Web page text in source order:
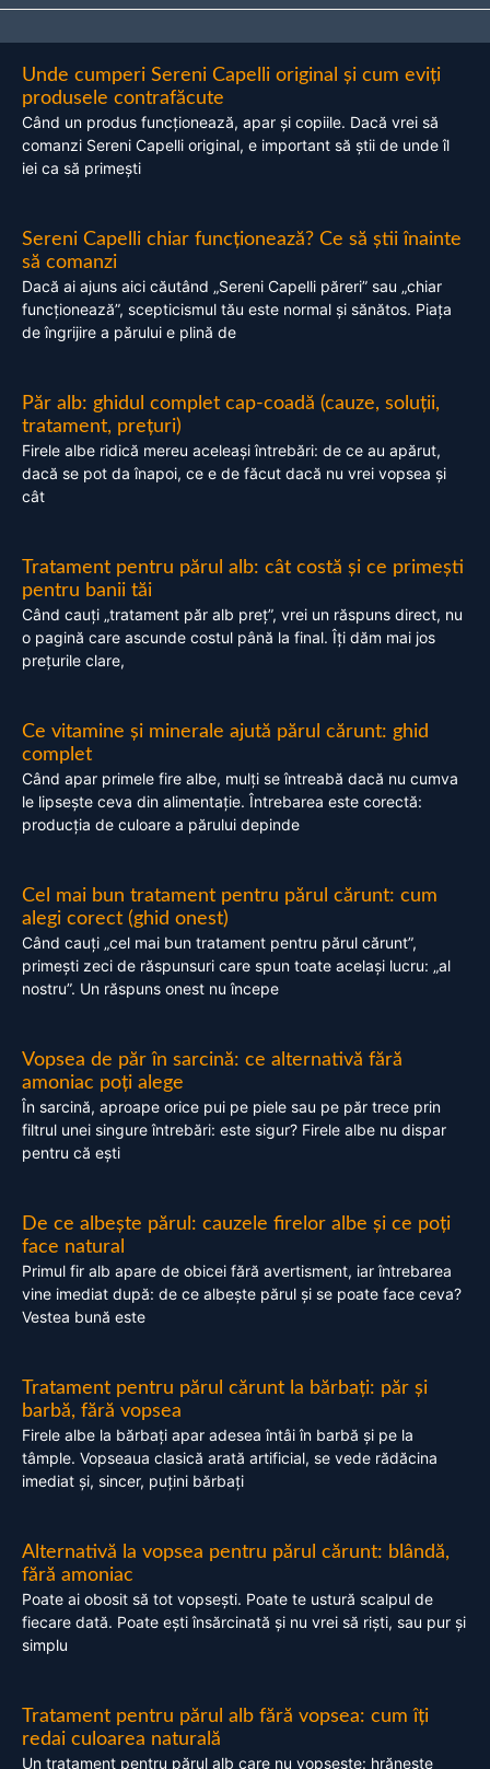
Unde cumperi Sereni Capelli original și cum eviți
produsele contrafăcute
Când un produs funcționează, apar și copiile. Dacă vrei să
comanzi Sereni Capelli original, e important să știi de unde îl
iei ca să primești
Sereni Capelli chiar funcționează? Ce să știi înainte
să comanzi
Dacă ai ajuns aici căutând „Sereni Capelli păreri” sau „chiar
funcționează”, scepticismul tău este normal și sănătos. Piața
de îngrijire a părului e plină de
Păr alb: ghidul complet cap-coadă (cauze, soluții,
tratament, prețuri)
Firele albe ridică mereu aceleași întrebări: de ce au apărut,
dacă se pot da înapoi, ce e de făcut dacă nu vrei vopsea și
cât
Tratament pentru părul alb: cât costă și ce primești
pentru banii tăi
Când cauți „tratament păr alb preț”, vrei un răspuns direct, nu
o pagină care ascunde costul până la final. Îți dăm mai jos
prețurile clare,
Ce vitamine și minerale ajută părul cărunt: ghid
complet
Când apar primele fire albe, mulți se întreabă dacă nu cumva
le lipsește ceva din alimentație. Întrebarea este corectă:
producția de culoare a părului depinde
Cel mai bun tratament pentru părul cărunt: cum
alegi corect (ghid onest)
Când cauți „cel mai bun tratament pentru părul cărunt”,
primești zeci de răspunsuri care spun toate același lucru: „al
nostru”. Un răspuns onest nu începe
Vopsea de păr în sarcină: ce alternativă fără
amoniac poți alege
În sarcină, aproape orice pui pe piele sau pe păr trece prin
filtrul unei singure întrebări: este sigur? Firele albe nu dispar
pentru că ești
De ce albește părul: cauzele firelor albe și ce poți
face natural
Primul fir alb apare de obicei fără avertisment, iar întrebarea
vine imediat după: de ce albește părul și se poate face ceva?
Vestea bună este
Tratament pentru părul cărunt la bărbați: păr și
barbă, fără vopsea
Firele albe la bărbați apar adesea întâi în barbă și pe la
tâmple. Vopseaua clasică arată artificial, se vede rădăcina
imediat și, sincer, puțini bărbați
Alternativă la vopsea pentru părul cărunt: blândă,
fără amoniac
Poate ai obosit să tot vopsești. Poate te ustură scalpul de
fiecare dată. Poate ești însărcinată și nu vrei să riști, sau pur și
simplu
Tratament pentru părul alb fără vopsea: cum îți
redai culoarea naturală
Un tratament pentru părul alb care nu vopsește: hrănește